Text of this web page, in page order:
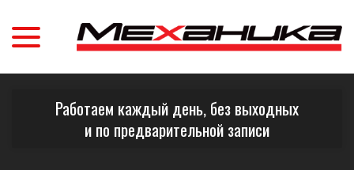
Работаем каждый день, без выходных
и по предварительной записи